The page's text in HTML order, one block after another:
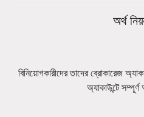
অর্থ
বিনিয়োগকারীদের তাদের ব্রোকারেজ
অ্যাকাউন্টে সম্পূর্ণ